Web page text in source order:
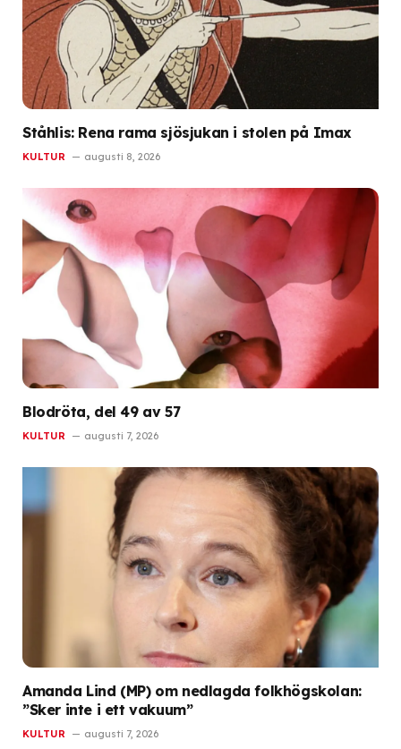
Ståhlis: Rena rama sjösjukan i stolen på Imax
KULTUR augusti 8, 2026
Blodröta, del 49 av 57
KULTUR augusti 7, 2026
Amanda Lind (MP) om nedlagda folkhögskolan:
”Sker inte i ett vakuum”
KULTUR augusti 7, 2026